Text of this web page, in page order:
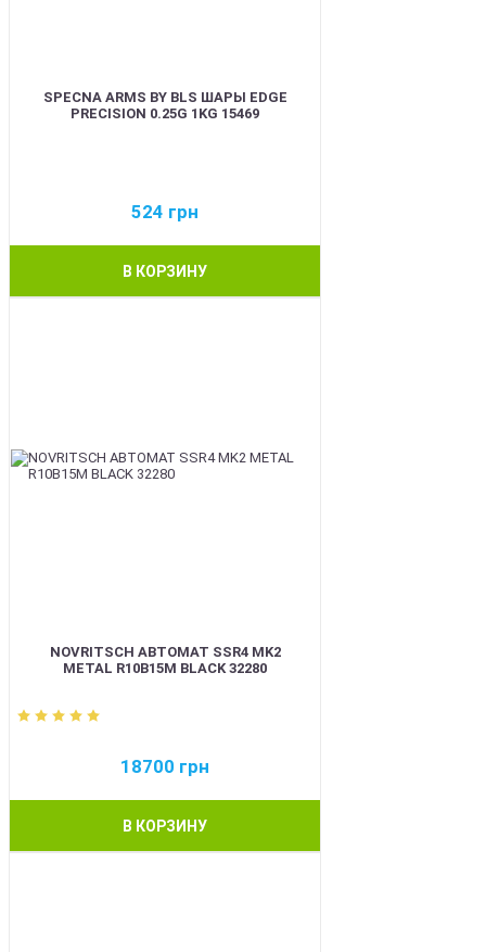
SPECNA ARMS BY BLS ШАРЫ EDGE
PRECISION 0.25G 1KG 15469
524 грн
В КОРЗИНУ
NOVRITSCH АВТОМАТ SSR4 MK2
METAL R10B15M BLACK 32280
18700 грн
В КОРЗИНУ